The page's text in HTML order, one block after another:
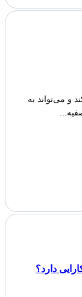
و می‌تواند به
دارد؟